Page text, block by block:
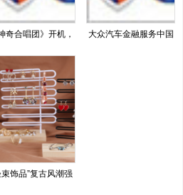
奇合唱团》开机，
声版“阿卡贝拉”首
大众汽车金融服务中国
束饰品”复古风潮强